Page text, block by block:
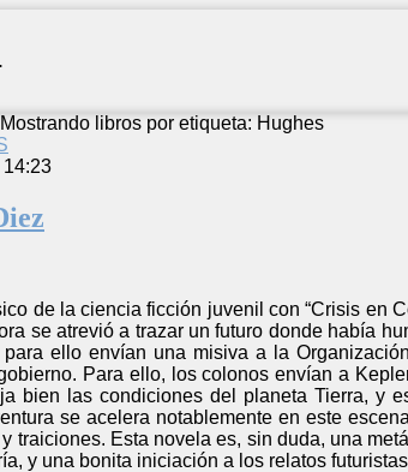
Mostrando libros por etiqueta: Hughes
14:23
de la ciencia ficción juvenil con “Crisis en
se atrevió a trazar un futuro donde había
ello envían una misiva a la
Para ello, los colonos envían a
bien las condiciones del planeta Tierra, y
se acelera notablemente en este
traiciones. Esta novela es, sin duda, una
y una bonita iniciación a los relatos